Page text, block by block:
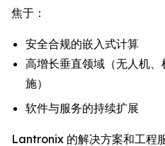
焦于：
安全合规的嵌入式计算
高增长垂直领域（无人机
施）
软件与服务的持续扩展
Lantronix 的解决方案和工程